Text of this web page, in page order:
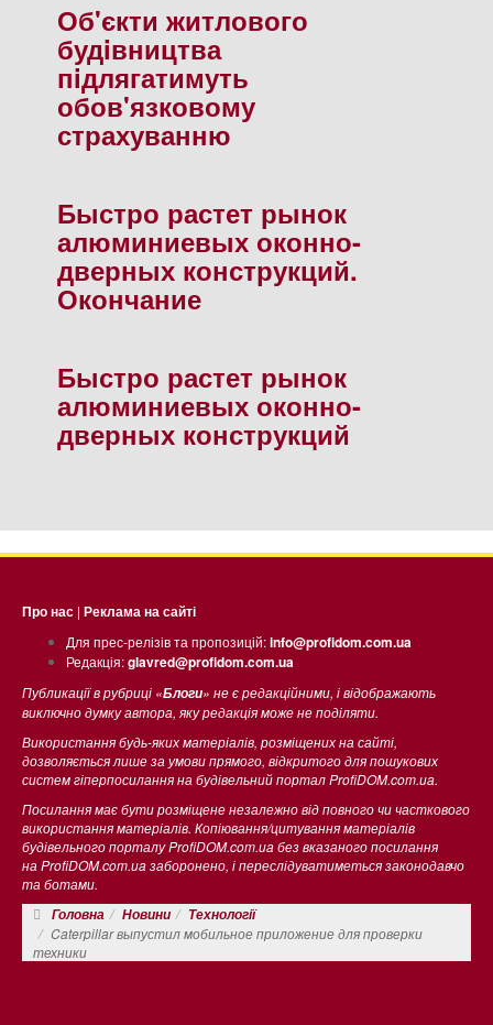
Об'єкти житлового
будiвництва
пiдлягатимуть
обов'язковому
страхуванню
Быстро растет рынок
алюминиевых оконно-
дверных конструкций.
Окончание
Быстро растет рынок
алюминиевых оконно-
дверных конструкций
Про нас | Реклама на сайті
Для прес-релізів та пропозицій:info@profidom.com.ua
Редакція:glavred@profidom.com.ua
Публикації в рубриці «Блоги» не є редакційними, і відображають
виключно думку автора, яку редакція може не поділяти.
Використання будь-яких матеріалів, розміщених на сайті,
дозволяється лише за умови прямого, відкритого для пошукових
систем гіперпосилання на будівельний портал ProfiDOM.com.ua.
Посилання має бути розміщене незалежно від повного чи часткового
використання матеріалів. Копіювання/цитування матеріалів
будівельного порталу ProfiDOM.com.ua без вказаного посилання
на ProfiDOM.com.ua заборонено, і переслідуватиметься законодавчо
та ботами.
Головна
Новини
Технології
Caterpillar выпустил мобильное приложение для проверки
техники